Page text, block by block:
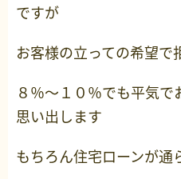
ですが
お客様の立っての希望で
８％～１０％でも平気
思い出します
もちろん住宅ローンが通